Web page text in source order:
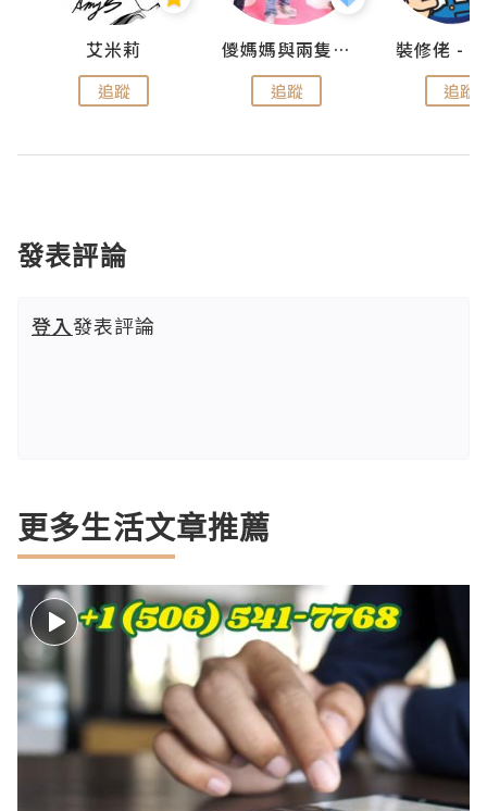
艾米莉
追蹤
儍媽媽與兩隻小魔怪之家
追蹤 追蹤
發表評論
登入發表評論
更多生活文章推薦